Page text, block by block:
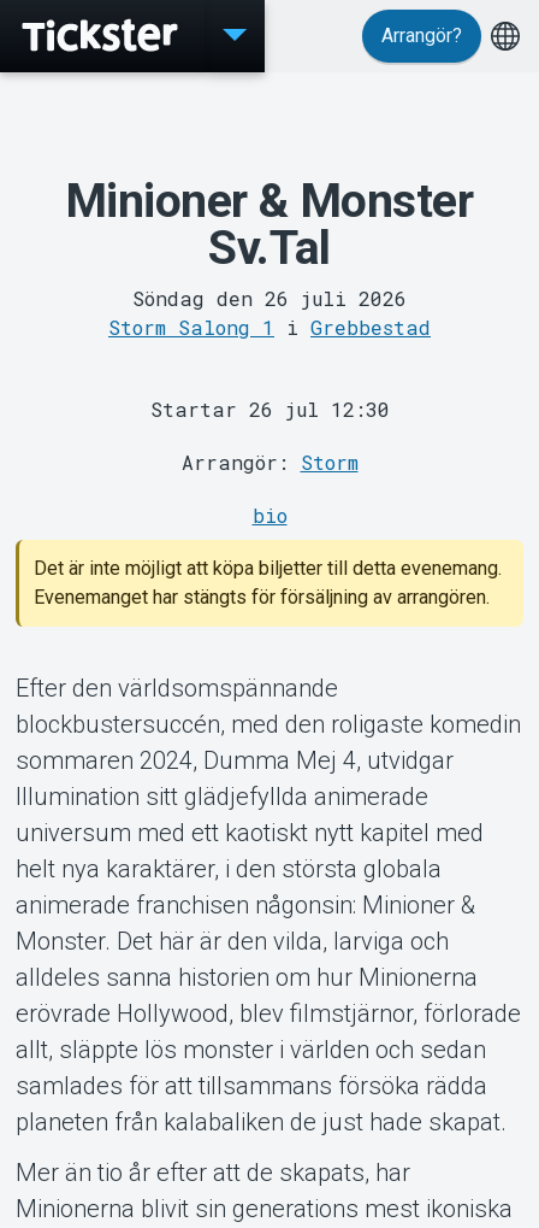
MyTickster
Support
Om Tickster
Arrangör?
Minioner & Monster
Sv.Tal
Söndag den 26 juli 2026
Storm Salong 1
i Grebbestad
Startar 26 jul 12:30
Arrangör: Storm
bio
Det är inte möjligt att köpa biljetter till detta evenemang.
Evenemanget har stängts för försäljning av arrangören.
Efter den världsomspännande
blockbustersuccén, med den roligaste komedin
sommaren 2024, Dumma Mej 4, utvidgar
Illumination sitt glädjefyllda animerade
universum med ett kaotiskt nytt kapitel med
helt nya karaktärer, i den största globala
animerade franchisen någonsin: Minioner &
Monster. Det här är den vilda, larviga och
alldeles sanna historien om hur Minionerna
erövrade Hollywood, blev filmstjärnor, förlorade
allt, släppte lös monster i världen och sedan
samlades för att tillsammans försöka rädda
planeten från kalabaliken de just hade skapat.
Mer än tio år efter att de skapats, har
Minionerna blivit sin generations mest ikoniska